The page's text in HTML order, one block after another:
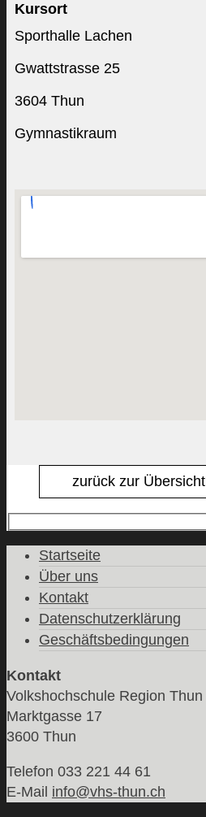
Kursort
Sporthalle Lachen
Gwattstrasse 25
3604 Thun
Gymnastikraum
zurück zur Übersicht
Startseite
Über uns
Kontakt
Datenschutzerklärung
Geschäftsbedingungen
Kontakt
Volkshochschule Region Thun
Marktgasse 17
3600 Thun
Telefon 033 221 44 61
E-Mail info@vhs-thun.ch